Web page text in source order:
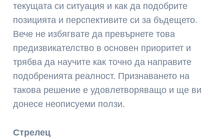
текущата си ситуация и как да подобрите
позицията и перспективите си за бъдещето.
Вече не избягвате да превърнете това
предизвикателство в основен приоритет и
трябва да научите как точно да направите
подобренията реалност. Признаването на
такова решение е удовлетворяващо и ще ви
донесе неописуеми ползи.
Стрелец